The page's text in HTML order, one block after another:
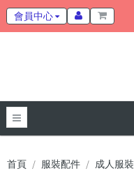
會員中心
首頁 服裝配件
成人服裝